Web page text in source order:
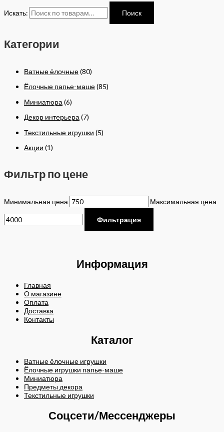
Искать: Поиск
Категории
Ватные ёлочные(80)
Ёлочные папье-маше(85)
Миниатюра (6)
Декор интерьера (7)
Текстильные игрушки (5)
Акции (1)
Фильтр по цене
Минимальная цена Максимальная цена
Фильтрация
Информация
Главная
О магазине
Оплата
Доставка
Контакты
Каталог
Ватные ёлочные игрушки
Ёлочные игрушки папье-маше
Миниатюра
Предметы декора
Текстильные игрушки
Соцсети/Мессенджеры